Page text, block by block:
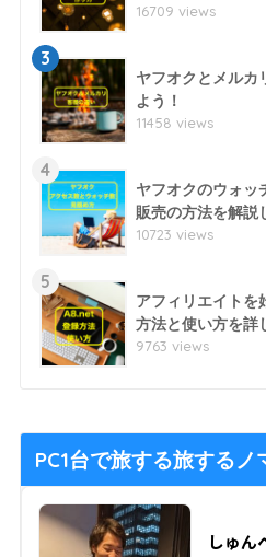
16709 views
3
ヤフオクとメルカ
よう！
11458 views
4
ヤフオクのウォッ
販売の方法を解説
10723 views
5
アフィリエイト
方法と使い方を詳
9763 views
PC1台で旅する旅するノ